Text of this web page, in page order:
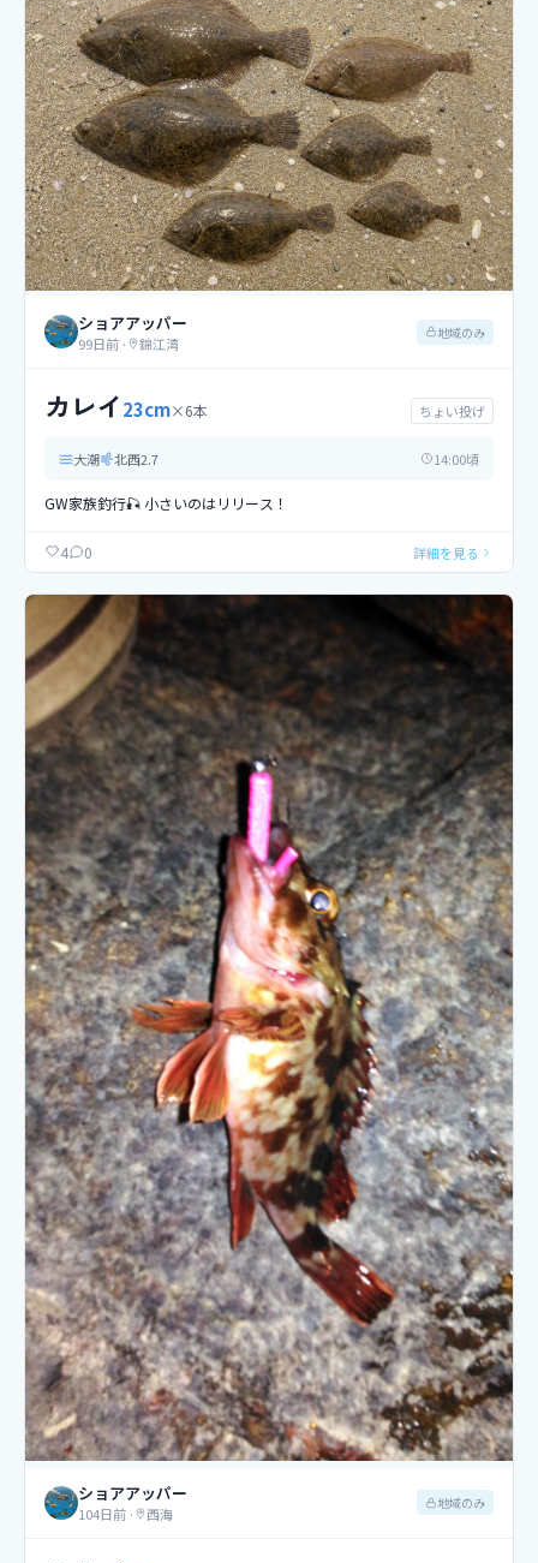
ショアアッパー
99日前 · 錦江湾
地域のみ
カレイ23cm×6本 ちょい投げ
大潮 北西2.7 14:00頃
GW家族釣行🎣 小さいのはリリース！
4 0 詳細を見る
ショアアッパー
104日前 · 西海
地域のみ